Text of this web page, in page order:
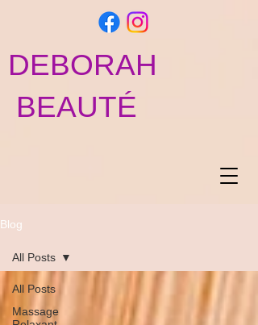
DEBORAH
BEAUTÉ
Blog
All Posts
Massage
All Posts